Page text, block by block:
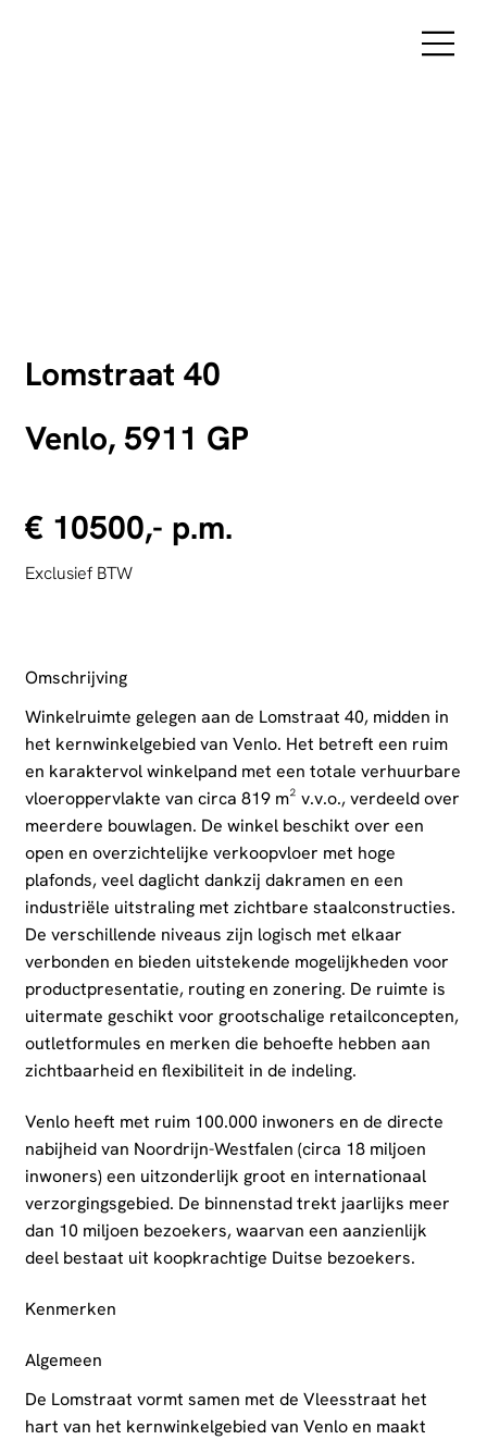
Lomstraat 40
Venlo, 5911 GP
€ 10500,- p.m.
Exclusief BTW
Omschrijving
Winkelruimte gelegen aan de Lomstraat 40, midden in
het kernwinkelgebied van Venlo. Het betreft een ruim
en karaktervol winkelpand met een totale verhuurbare
vloeroppervlakte van circa 819 m² v.v.o., verdeeld over
meerdere bouwlagen. De winkel beschikt over een
open en overzichtelijke verkoopvloer met hoge
plafonds, veel daglicht dankzij dakramen en een
industriële uitstraling met zichtbare staalconstructies.
De verschillende niveaus zijn logisch met elkaar
verbonden en bieden uitstekende mogelijkheden voor
productpresentatie, routing en zonering. De ruimte is
uitermate geschikt voor grootschalige retailconcepten,
outletformules en merken die behoefte hebben aan
zichtbaarheid en flexibiliteit in de indeling.
Venlo heeft met ruim 100.000 inwoners en de directe
nabijheid van Noordrijn-Westfalen (circa 18 miljoen
inwoners) een uitzonderlijk groot en internationaal
verzorgingsgebied. De binnenstad trekt jaarlijks meer
dan 10 miljoen bezoekers, waarvan een aanzienlijk
deel bestaat uit koopkrachtige Duitse bezoekers.
Kenmerken
Algemeen
De Lomstraat vormt samen met de Vleesstraat het
hart van het kernwinkelgebied van Venlo en maakt